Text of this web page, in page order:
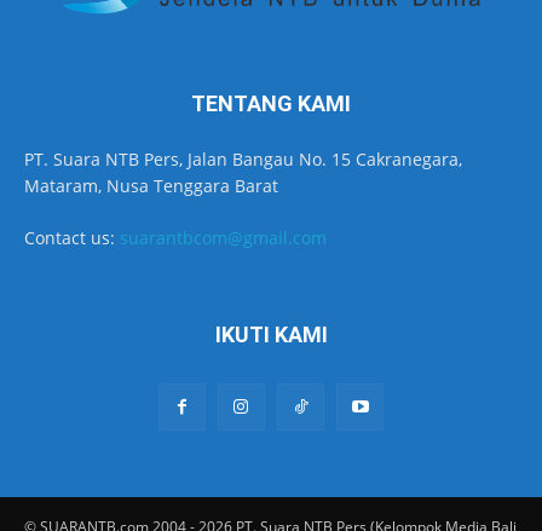
TENTANG KAMI
PT. Suara NTB Pers, Jalan Bangau No. 15 Cakranegara,
Mataram, Nusa Tenggara Barat
Contact us: suarantbcom@gmail.com
IKUTI KAMI